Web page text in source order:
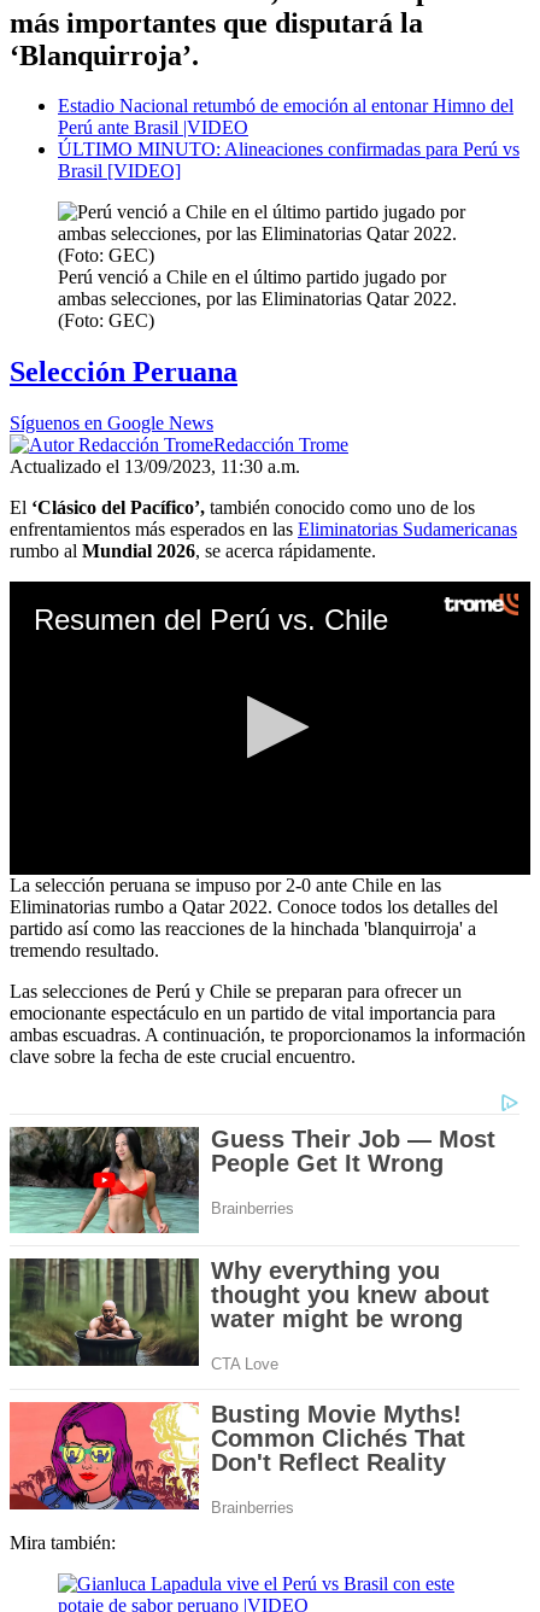
más importantes que disputará la
‘Blanquirroja’.
Estadio Nacional retumbó de emoción al entonar Himno del
Perú ante Brasil |VIDEO
ÚLTIMO MINUTO: Alineaciones confirmadas para Perú vs
Brasil [VIDEO]
Perú venció a Chile en el último partido jugado por
ambas selecciones, por las Eliminatorias Qatar 2022.
(Foto: GEC)
Selección Peruana
Síguenos en Google News
Redacción Trome
Actualizado el 13/09/2023, 11:30 a.m.
El ‘Clásico del Pacífico’, también conocido como uno de los
enfrentamientos más esperados en las Eliminatorias Sudamericanas
rumbo al Mundial 2026, se acerca rápidamente.
Resumen del Perú vs. Chile
0
seconds
of
0
seconds
La selección peruana se impuso por 2-0 ante Chile en las
Eliminatorias rumbo a Qatar 2022. Conoce todos los detalles del
partido así como las reacciones de la hinchada 'blanquirroja' a
tremendo resultado.
Las selecciones de Perú y Chile se preparan para ofrecer un
emocionante espectáculo en un partido de vital importancia para
ambas escuadras. A continuación, te proporcionamos la información
clave sobre la fecha de este crucial encuentro.
Mira también: